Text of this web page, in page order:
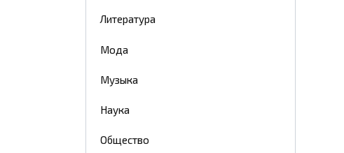
Литература
Мода
Музыка
Наука
Общество